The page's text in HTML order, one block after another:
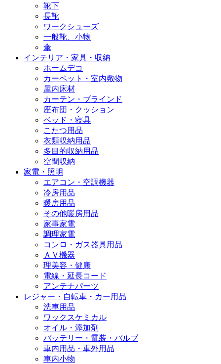
靴下
長靴
ワークシューズ
一般靴、小物
傘
インテリア・家具・収納
ホームデコ
カーペット・室内敷物
屋内床材
カーテン・ブラインド
座布団・クッション
ベッド・寝具
こたつ用品
衣類収納用品
多目的収納用品
空間収納
家電・照明
エアコン・空調機器
冷房用品
暖房用品
その他暖房用品
家事家電
調理家電
コンロ・ガス器具用品
ＡＶ機器
理美容・健康
電線・延長コード
アンテナパーツ
レジャー・自転車・カー用品
洗車用品
ワックスケミカル
オイル・添加剤
バッテリー・電装・バルブ
車内用品・車外用品
車内小物